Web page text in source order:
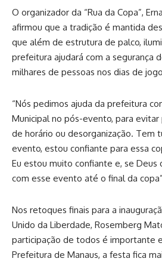
O organizador da “Rua da Copa”,
afirmou que a tradição é mantida
que além de estrutura de palco,
prefeitura ajudará com a segurança
milhares de pessoas nos dias de
“Nós pedimos ajuda da prefeitura
Municipal no pós-evento, para
de horário ou desorganização. Tem
evento, estou confiante para essa
Eu estou muito confiante e, se Deus
com esse evento até o final da
Nos retoques finais para a
Unido da Liberdade, Rosemberg
participação de todos é importante
Prefeitura de Manaus, a festa fica